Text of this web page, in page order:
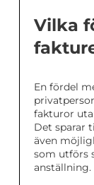
Vilka
En fördel
fakturor
Det sparar
även
som utförs
anställning.